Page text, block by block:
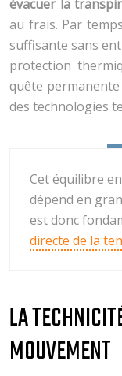
évacuer la
au frais. Par
suffisante sans
protection
quête
des technologies
Cet équilibre
dépend en
est donc
directe de la
LA
MOUVEMENT